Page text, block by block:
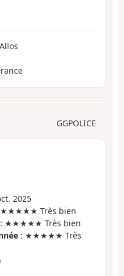
GGPOLICE
2025
Très bien
: ★★★★★ Très bien
: ★★★★★ Très